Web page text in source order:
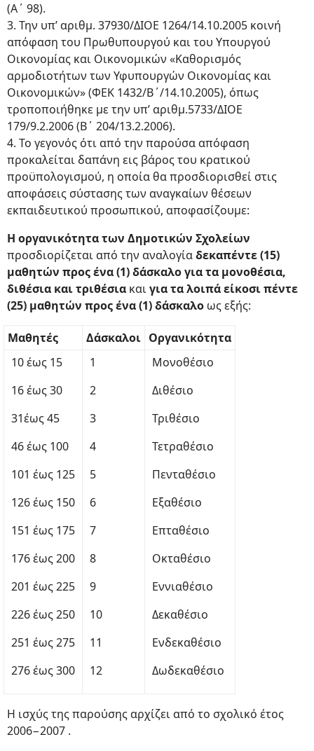
(Α΄ 98).
3. Την υπ’ αριθμ. 37930/ΔΙΟΕ 1264/14.10.2005 κοινή
απόφαση του Πρωθυπουργού και του Υπουργού
Οικονομίας και Οικονομικών «Καθορισμός
αρμοδιοτήτων των Υφυπουργών Οικονομίας και
Οικονομικών» (ΦΕΚ 1432/Β΄/14.10.2005), όπως
τροποποιήθηκε με την υπ’ αριθμ.5733/ΔΙΟΕ
179/9.2.2006 (Β΄ 204/13.2.2006).
4. Το γεγονός ότι από την παρούσα απόφαση
προκαλείται δαπάνη εις βάρος του κρατικού
προϋπολογισμού, η οποία θα προσδιορισθεί στις
αποφάσεις σύστασης των αναγκαίων θέσεων
εκπαιδευτικού προσωπικού, αποφασίζουμε:
Η οργανικότητα των Δημοτικών Σχολείων
προσδιορίζεται από την αναλογίαδεκαπέντε (15)
μαθητών προς ένα (1) δάσκαλο για τα μονοθέσια,
διθέσια και τριθέσια καιγια τα λοιπά είκοσι πέντε
(25) μαθητών προς ένα (1) δάσκαλο ως εξής:
Μαθητές Δάσκαλοι Οργανικότητα
10 έως 15
16 έως 30
31έως 45
46 έως 100
101 έως 125
126 έως 150
151 έως 175
176 έως 200
201 έως 225
226 έως 250
251 έως 275
276 έως 300
1
2
3
4
5
6
7
8
9
10
11
12
Μονοθέσιο
Διθέσιο
Τριθέσιο
Τετραθέσιο
Πενταθέσιο
Εξαθέσιο
Επταθέσιο
Οκταθέσιο
Εννιαθέσιο
Δεκαθέσιο
Ενδεκαθέσιο
Δωδεκαθέσιο
Η ισχύς της παρούσης αρχίζει από το σχολικό έτος
2006−2007 .